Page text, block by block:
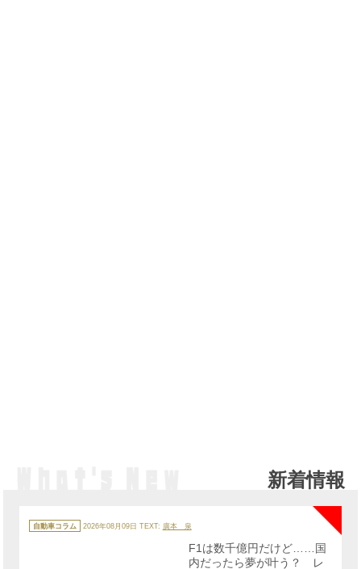
新着情報
テ
ゴ
自動車コラム 2026年08月09日 TEXT: 廣本 泉
NEW
F1は数千億円だけど……国
内だったら夢が叶う？ レ